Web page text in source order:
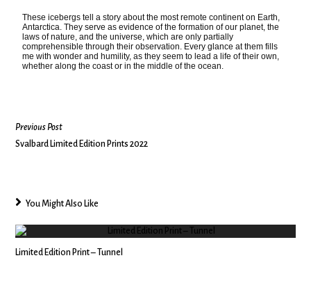
These icebergs tell a story about the most remote continent on Earth,
Antarctica. They serve as evidence of the formation of our planet, the
laws of nature, and the universe, which are only partially
comprehensible through their observation. Every glance at them fills
me with wonder and humility, as they seem to lead a life of their own,
whether along the coast or in the middle of the ocean.
Previous Post
Svalbard Limited Edition Prints 2022
You Might Also Like
Limited Edition Print – Tunnel